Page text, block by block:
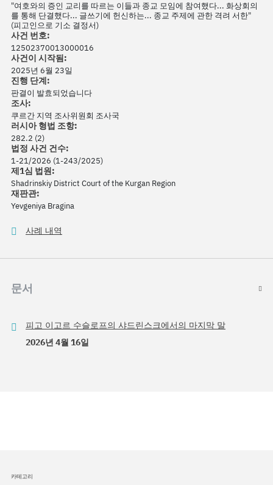
"여호와의 증인 교리를 따르는 이들과 종교 모임에 참여했다... 화상회의
를 통해 단결했다... 글쓰기에 헌신하는... 종교 주제에 관한 격려 서한"
(피고인으로 기소 결정서)
사건 번호:
12502370013000016
사건이 시작됨:
2025년 6월 23일
진행 단계:
판결이 발효되었습니다
조사:
쿠르간 지역 조사위원회 조사국
러시아 형법 조항:
282.2 (2)
법정 사건 건수:
1-21/2026 (1-243/2025)
제1심 법원:
Shadrinskiy District Court of the Kurgan Region
재판관:
Yevgeniya Bragina
사례 내역
문서
피고 이고르 수슬로프의 샤드린스크에서의 마지막 말
2026년 4월 16일
카테고리